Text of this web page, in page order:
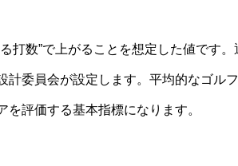
打数”で上がることを想定した値です
計委員会が設定します。平均的なゴル
評価する基本指標になります。